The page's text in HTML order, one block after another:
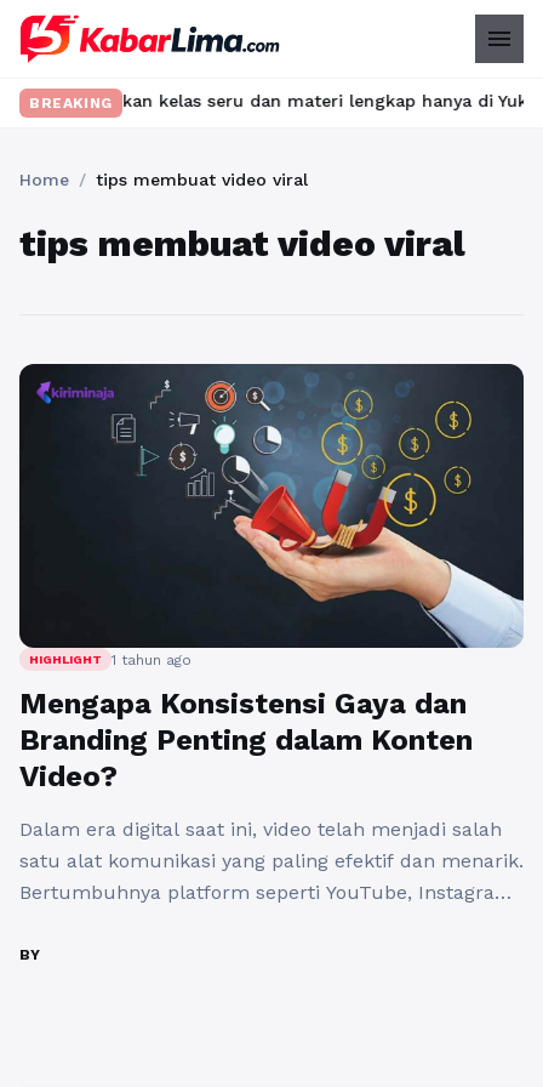
menu
BREAKING
Temukan kelas seru dan materi lengkap hanya di
Home / tips membuat video viral
tips membuat video viral
HIGHLIGHT 1 tahun ago
Mengapa Konsistensi Gaya dan
Branding Penting dalam Konten
Video?
Dalam era digital saat ini, video telah menjadi salah
satu alat komunikasi yang paling efektif dan menarik.
Bertumbuhnya platform seperti YouTube, Instagram,
mendapatkan perhatian dengan membuat video yang
BY